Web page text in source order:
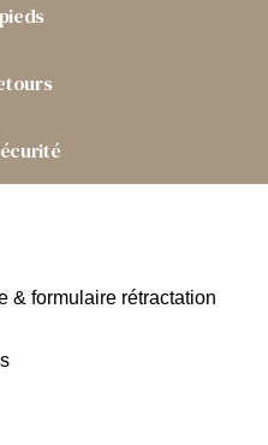
& formulaire rétractation